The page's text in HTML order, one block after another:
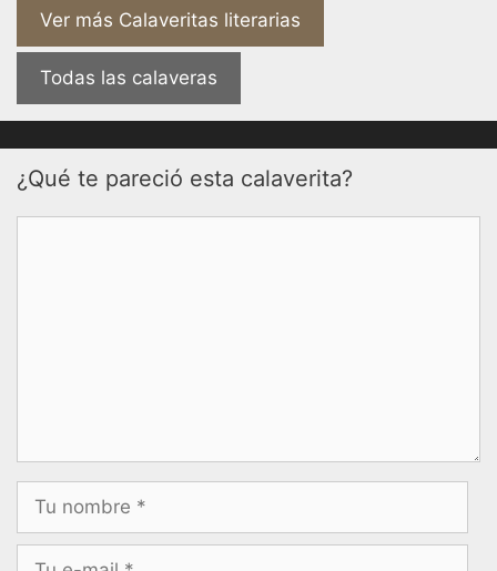
Ver más Calaveritas literarias
Todas las calaveras
¿Qué te pareció esta calaverita?
Nombre
Correo